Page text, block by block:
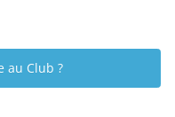
au Club ?